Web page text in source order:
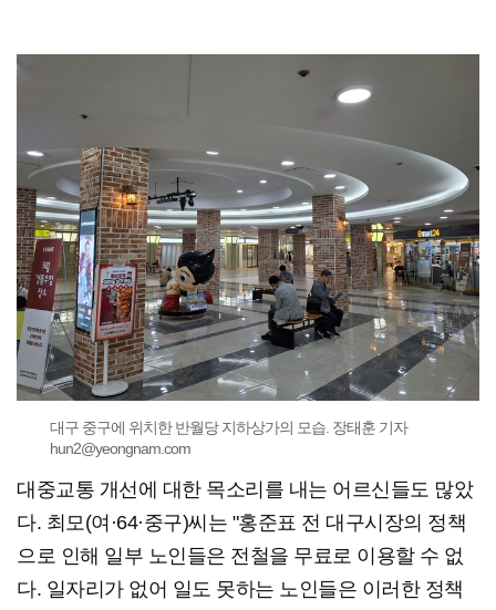
대구 중구에 위치한 반월당 지하상가의 모습. 장태훈 기자
hun2@yeongnam.com
대중교통 개선에 대한 목소리를 내는 어르신들도 많았
다. 최모(여·64·중구)씨는 "홍준표 전 대구시장의 정책
으로 인해 일부 노인들은 전철을 무료로 이용할 수 없
다. 일자리가 없어 일도 못하는 노인들은 이러한 정책